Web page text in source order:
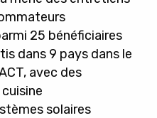
25 bénéficiaires
dans 9 pays dans le
avec des
solaires